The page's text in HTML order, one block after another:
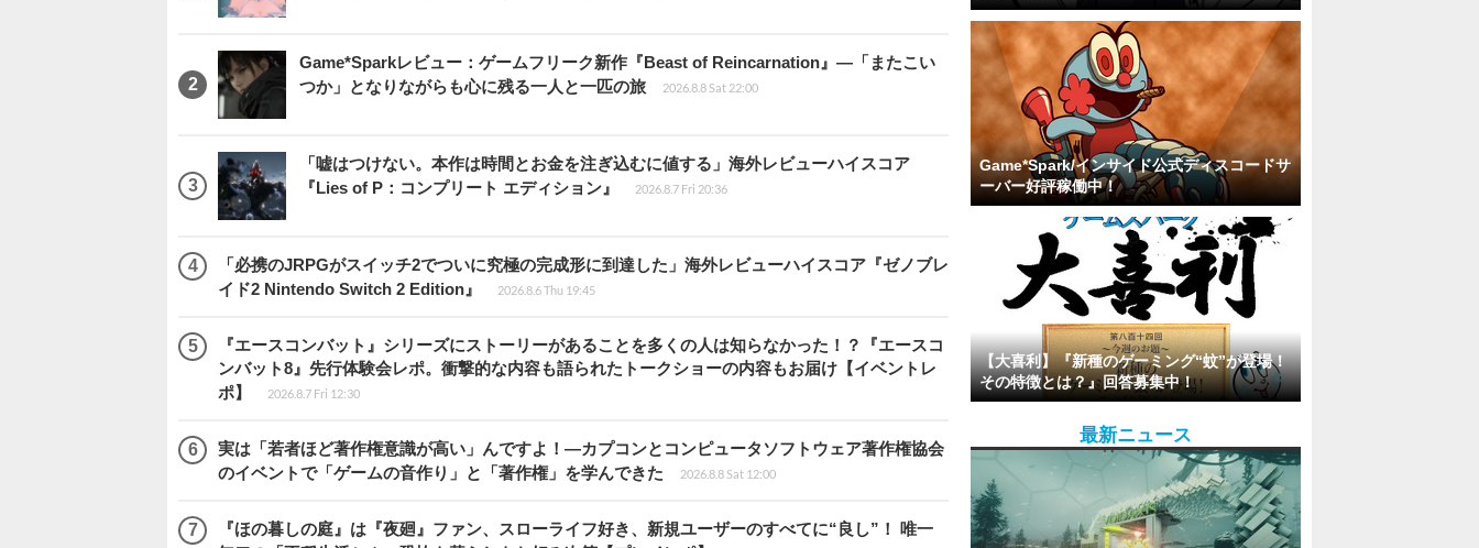
Game*Sparkレビュー：ゲームフリーク新作『Beast of Reincarnation』―「またこい
つか」となりながらも心に残る一人と一匹の旅
2026.8.8 Sat 22:00
「嘘はつけない。本作は時間とお金を注ぎ込むに値する」海外レビューハイスコア
『Lies of P：コンプリート エディション』
2026.8.7 Fri 20:36
「必携のJRPGがスイッチ2でついに究極の完成形に到達した」海外レビューハイスコア『ゼノブレ
イド2 Nintendo Switch 2 Edition』
2026.8.6 Thu 19:45
『エースコンバット』シリーズにストーリーがあることを多くの人は知らなかった！？『エースコ
ンバット8』先行体験会レポ。衝撃的な内容も語られたトークショーの内容もお届け【イベントレ
ポ】
2026.8.7 Fri 12:30
実は「若者ほど著作権意識が高い」んですよ！―カプコンとコンピュータソフトウェア著作権協会
のイベントで「ゲームの音作り」と「著作権」を学んできた
2026.8.8 Sat 12:00
『ほの暮しの庭』は『夜廻』ファン、スローライフ好き、新規ユーザーのすべてに“良し”！ 唯一
Game*Spark/インサイド公式ディスコードサ
ーバー好評稼働中！
【大喜利】『新種のゲーミング“蚊”が登場！
その特徴とは？』回答募集中！
最新ニュース